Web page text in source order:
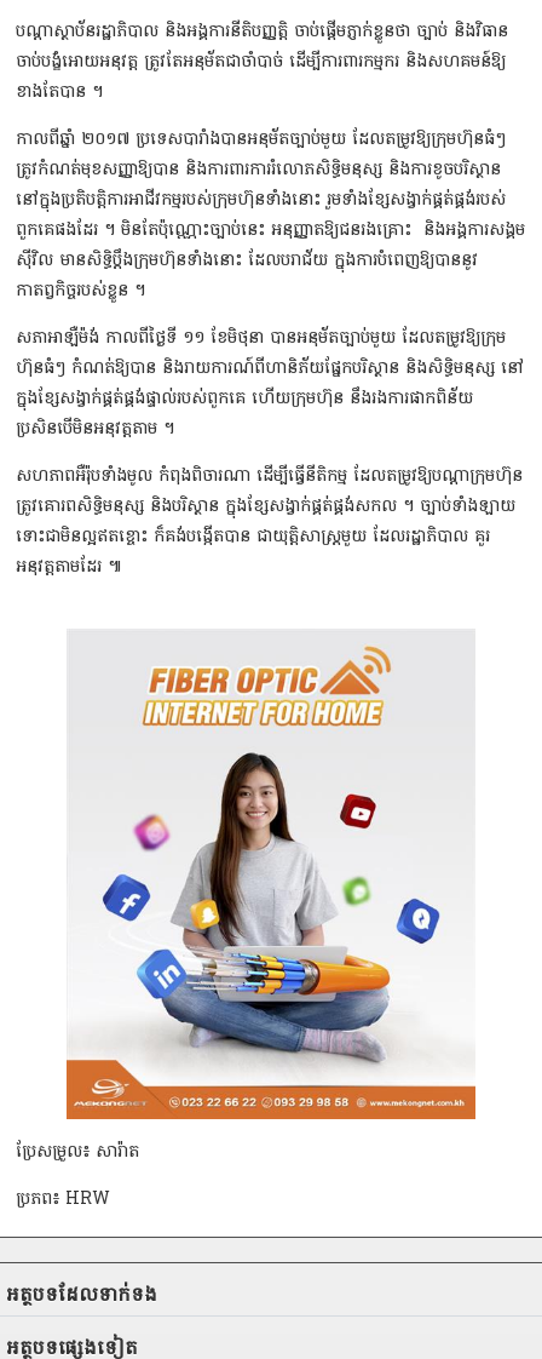
បណ្ដាស្ថាប័នរដ្ឋាភិបាល និងអង្គការនីតិបញ្ញត្ដិ ចាប់ផ្ដើមភ្ញាក់ខ្លួនថា ច្បាប់ និងវិធាន
ចាប់បង្ខំអោយអនុវត្ដ ត្រូវតែអនុម័តជាចាំបាច់ ដើម្បីការពារកម្មករ និងសហគមន៍ឱ្យ
ខាងតែបាន ។
កាលពីឆ្នាំ ២០១៧ ប្រទេសបារាំងបានអនុម័តច្បាប់មួយ ដែលតម្រូវឱ្យក្រុមហ៊ុនធំៗ
ត្រូវកំណត់មុខសញ្ញាឱ្យបាន និងការពារការរំលោភសិទ្ធិមនុស្ស និងការខូចបរិស្ថាន
នៅក្នុងប្រតិបត្ដិការអាជីវកម្មរបស់ក្រុមហ៊ុនទាំងនោះ រួមទាំងខ្សែសង្វាក់ផ្គត់ផ្គង់របស់
ពួកគេផងដែរ ។ មិនតែប៉ុណ្ណោះច្បាប់នេះ អនុញ្ញាតឱ្យជនរងគ្រោះ និងអង្គការសង្គម
ស៊ីវិល មានសិទ្ធិប្ដឹងក្រុមហ៊ុនទាំងនោះ ដែលបរាជ័យ ក្នុងការបំពេញឱ្យបាននូវ
កាតព្វកិច្ចរបស់ខ្លួន ។
សភាអាឡឺម៉ង់ កាលពីថ្ងៃទី ១១ ខែមិថុនា បានអនុម័តច្បាប់មួយ ដែលតម្រូវឱ្យក្រុម
ហ៊ុនធំៗ កំណត់ឱ្យបាន និងរាយការណ៍ពីហានិភ័យផ្នែកបរិស្ថាន និងសិទ្ធិមនុស្ស នៅ
ក្នុងខ្សែសង្វាក់ផ្គត់ផ្គង់ផ្ទាល់របស់ពួកគេ ហើយក្រុមហ៊ុន នឹងរងការផាកពិន័យ
ប្រសិនបើមិនអនុវត្ដតាម ។
សហភាពអឺរ៉ុបទាំងមូល កំពុងពិចារណា ដើម្បីធ្វើនីតិកម្ម ដែលតម្រូវឱ្យបណ្ដាក្រុមហ៊ុន
ត្រូវគោរពសិទ្ធិមនុស្ស និងបរិស្ថាន ក្នុងខ្សែសង្វាក់ផ្គត់ផ្គង់សកល ។ ច្បាប់ទាំងឡាយ
ទោះជាមិនល្អឥតខ្ចោះ ក៏គង់បង្កើតបាន ជាយុត្ដិសាស្រ្ដមួយ ដែលរដ្ឋាភិបាល គួរ
អនុវត្ដតាមដែរ ៕
ប្រែសម្រួល៖ សារ៉ាត
ប្រភព៖ HRW
អត្ថបទ​ដែល​ទាក់ទង
អត្ថបទ​ផ្សេងទៀត